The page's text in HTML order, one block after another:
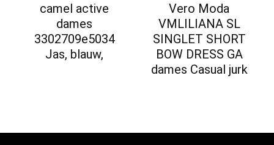
camel active
dames
3302709e5034
Jas, blauw,
Vero Moda
VMLILIANA SL
SINGLET SHORT
BOW DRESS GA
dames Casual jurk